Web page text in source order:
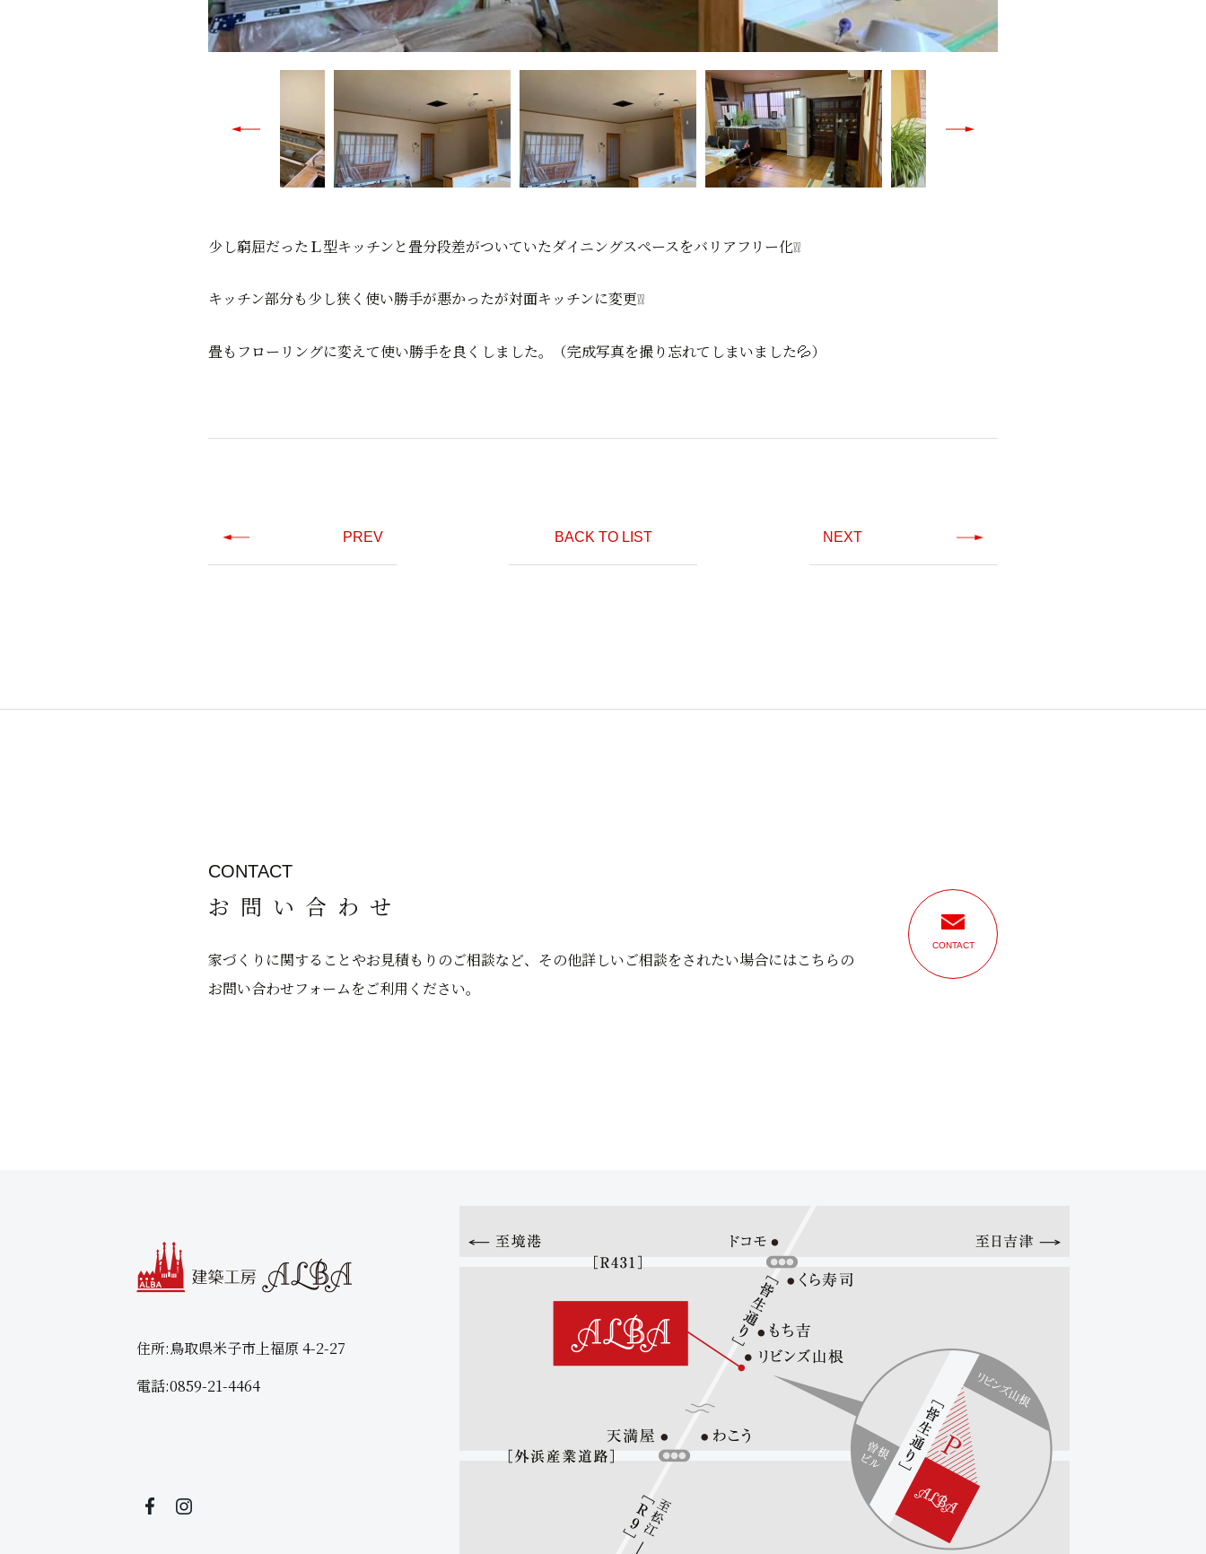
少し窮屈だったＬ型キッチンと畳分段差がついていたダイニングスペースをバリアフリー化❕❕
キッチン部分も少し狭く使い勝手が悪かったが対面キッチンに変更❕❕
畳もフローリングに変えて使い勝手を良くしました。（完成写真を撮り忘れてしまいました💦）
PREV BACK TO LIST NEXT
CONTACT
お問い合わせ
家づくりに関することやお見積もりのご相談など、その他詳しいご相談をされたい場合にはこちらの
お問い合わせフォームをご利用ください。
CONTACT
住所:鳥取県米子市上福原 4-2-27
電話:0859-21-4464